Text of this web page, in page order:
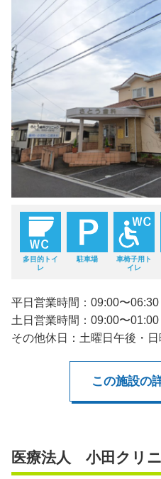
多目的トイ
レ
駐車場
車椅子用ト
イレ
平日営業時間：09:00〜06:30
土日営業時間：09:00〜01:00
その他休日：土曜日午後・
この施設の
医療法人 小田クリ